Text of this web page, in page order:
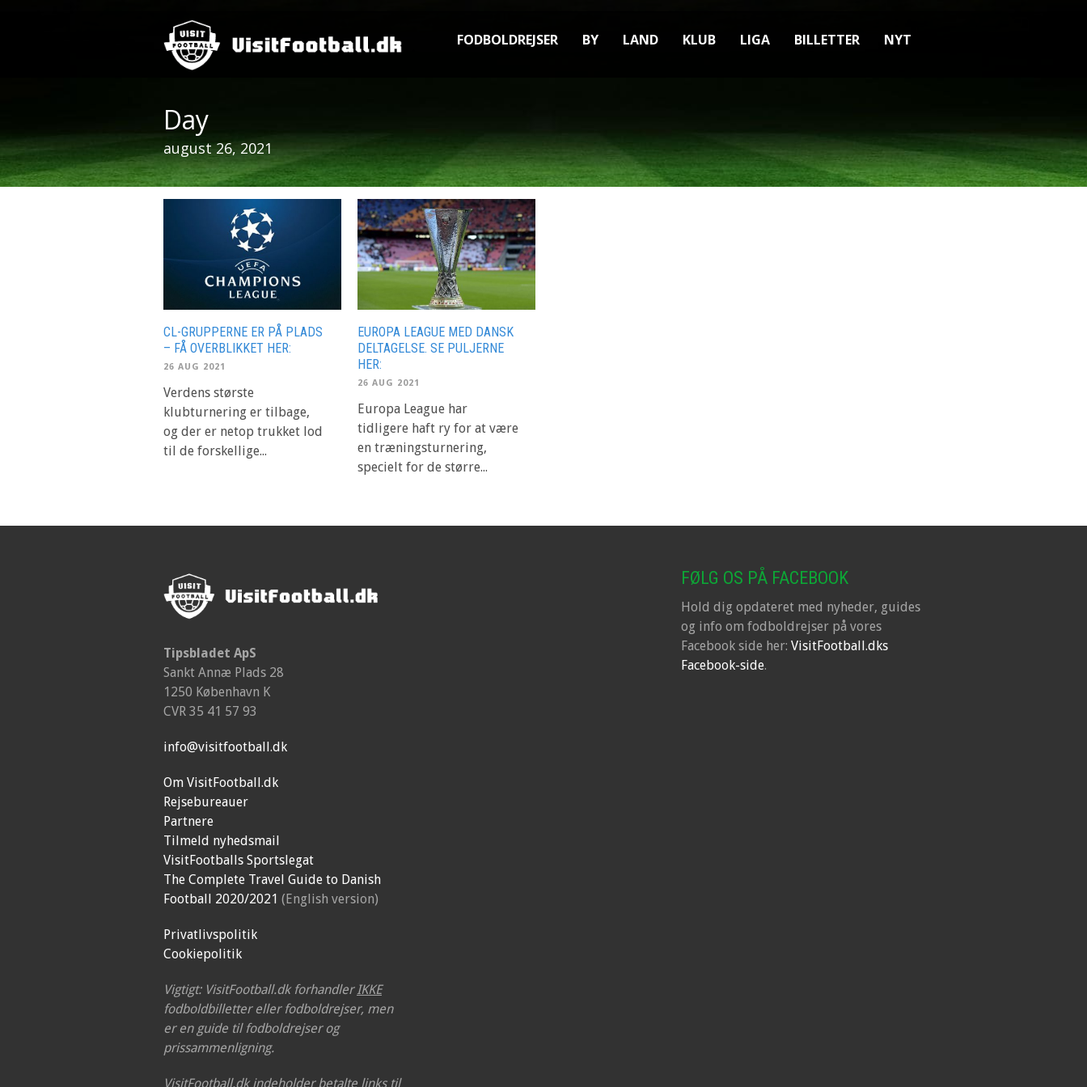
FODBOLDREJSER BY LAND KLUB LIGA BILLETTER NYT
Day
august 26, 2021
CL-GRUPPERNE ER PÅ PLADS
– FÅ OVERBLIKKET HER:
26 AUG 2021
Verdens største
klubturnering er tilbage,
og der er netop trukket lod
til de forskellige...
EUROPA LEAGUE MED DANSK
DELTAGELSE. SE PULJERNE
HER:
26 AUG 2021
Europa League har
tidligere haft ry for at være
en træningsturnering,
specielt for de større...
Tipsbladet ApS
Sankt Annæ Plads 28
1250 København K
CVR 35 41 57 93
info@visitfootball.dk
Om VisitFootball.dk
Rejsebureauer
Partnere
Tilmeld nyhedsmail
VisitFootballs Sportslegat
The Complete Travel Guide to Danish
Football 2020/2021 (English version)
Privatlivspolitik
Cookiepolitik
Vigtigt: VisitFootball.dk forhandlerIKKE
fodboldbilletter eller fodboldrejser, men
er en guide til fodboldrejser og
prissammenligning.
VisitFootball.dk indeholder betalte links til
FØLG OS PÅ FACEBOOK
Hold dig opdateret med nyheder, guides
og info om fodboldrejser på vores
Facebook side her: VisitFootball.dks
Facebook-side.